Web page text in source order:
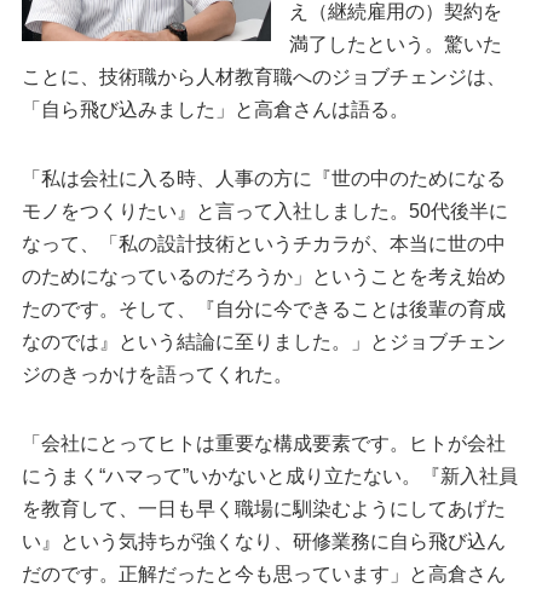
え（継続雇用の）契約を
満了したという。驚いた
ことに、技術職から人材教育職へのジョブチェンジは、
「自ら飛び込みました」と高倉さんは語る。
「私は会社に入る時、人事の方に『世の中のためになる
モノをつくりたい』と言って入社しました。50代後半に
なって、「私の設計技術というチカラが、本当に世の中
のためになっているのだろうか」ということを考え始め
たのです。そして、『自分に今できることは後輩の育成
なのでは』という結論に至りました。」とジョブチェン
ジのきっかけを語ってくれた。
「会社にとってヒトは重要な構成要素です。ヒトが会社
にうまく“ハマって”いかないと成り立たない。『新入社員
を教育して、一日も早く職場に馴染むようにしてあげた
い』という気持ちが強くなり、研修業務に自ら飛び込ん
だのです。正解だったと今も思っています」と高倉さん